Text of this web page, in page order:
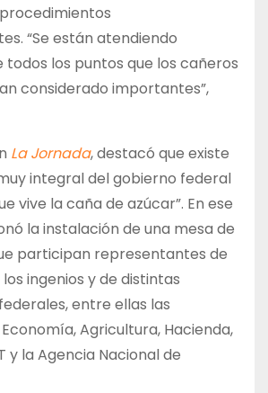
“Se están atendiendo
los puntos que los cañeros
considerado importantes”,
La Jornada, destacó que existe
integral del gobierno federal
vive la caña de azúcar”. En ese
la instalación de una mesa de
participan representantes de
ingenios y de distintas
entre ellas las
Agricultura, Hacienda,
y la Agencia Nacional de